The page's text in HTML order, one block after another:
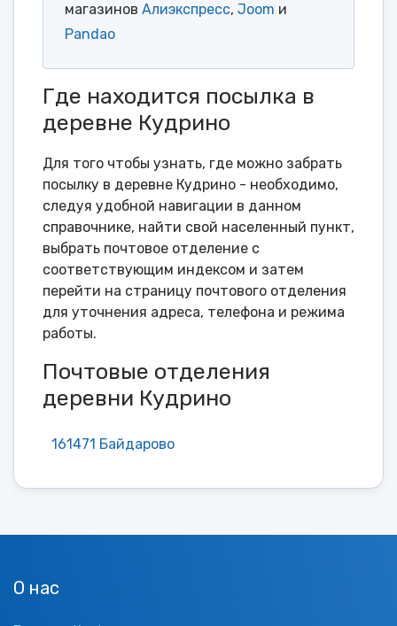
магазинов Алиэкспресс, Joom и
Pandao
Где находится посылка в
деревне Кудрино
Для того чтобы узнать, где можно забрать
посылку в деревне Кудрино - необходимо,
следуя удобной навигации в данном
справочнике, найти свой населенный пункт,
выбрать почтовое отделение с
соответствующим индексом и затем
перейти на страницу почтового отделения
для уточнения адреса, телефона и режима
работы.
Почтовые отделения
деревни Кудрино
161471 Байдарово
О нас